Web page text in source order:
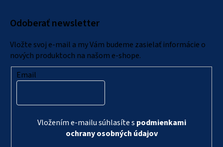
Odoberať newsletter
Vložte svoj e-mail a my Vám budeme zasielať informácie o
nových produktoch na našom e-shope.
Email
Vložením e-mailu súhlasíte s podmienkami
ochrany osobných údajov